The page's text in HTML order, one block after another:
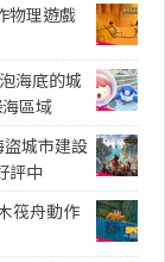
物理遊戲
海底的城
區域
盜城市建設
評中
筏舟動作